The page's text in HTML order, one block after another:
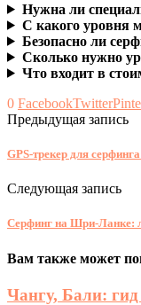
Нужна ли
С какого уровня
Безопасно ли
Сколько нужно
Что входит в
0 FacebookTwitter
Предыдущая запись
GPS-трекер для
Следующая запись
Серфинг на Шри-Ланке:
Вам также может
Чангу, Бали: